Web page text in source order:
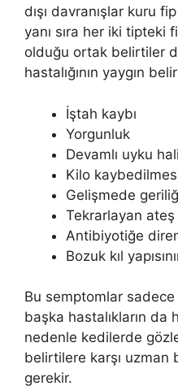
dışı davranışlar kuru
yanı sıra her iki tipteki
olduğu ortak belirtiler
hastalığının yaygın
İştah kaybı
Yorgunluk
Devamlı uyku hali
Kilo
Gelişmede
Tekrarlayan ateş
Antibiyotiğe
Bozuk kıl
Bu semptomlar sadece
başka hastalıkların da
nedenle kedilerde
belirtilere karşı
gerekir.